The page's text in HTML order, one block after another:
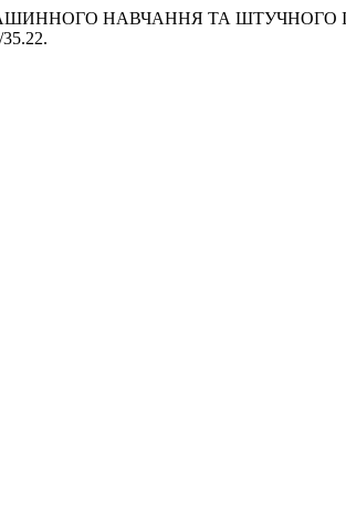
МАШИННОГО НАВЧАННЯ ТА ШТУЧНОГО